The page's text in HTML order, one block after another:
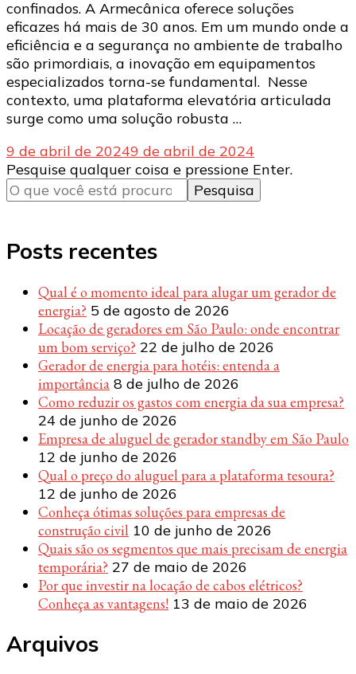
confinados. A Armecânica oferece soluções
eficazes há mais de 30 anos. Em um mundo onde a
eficiência e a segurança no ambiente de trabalho
são primordiais, a inovação em equipamentos
especializados torna-se fundamental. Nesse
contexto, uma plataforma elevatória articulada
surge como uma solução robusta …
9 de abril de 20249 de abril de 2024
Procurando
algo?
Pesquise qualquer coisa e pressione Enter.
Posts recentes
Qual é o momento ideal para alugar um gerador de
energia? 5 de agosto de 2026
Locação de geradores em São Paulo: onde encontrar
um bom serviço? 22 de julho de 2026
Gerador de energia para hotéis: entenda a
importância 8 de julho de 2026
Como reduzir os gastos com energia da sua empresa?
24 de junho de 2026
Empresa de aluguel de gerador standby em São Paulo
12 de junho de 2026
Qual o preço do aluguel para a plataforma tesoura?
12 de junho de 2026
Conheça ótimas soluções para empresas de
construção civil 10 de junho de 2026
Quais são os segmentos que mais precisam de energia
temporária? 27 de maio de 2026
Por que investir na locação de cabos elétricos?
Conheça as vantagens! 13 de maio de 2026
Arquivos